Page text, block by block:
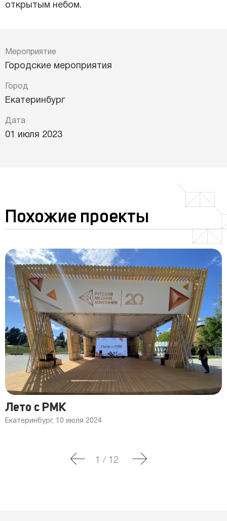
открытым небом.
Мероприятие
Городские мероприятия
Город
Екатеринбург
Дата
01 июля 2023
Похожие проекты
Лето с РМК
Екатеринбург, 10 июля 2024
1 / 12